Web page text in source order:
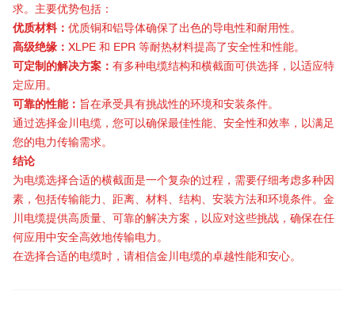
求。主要优势包括：
优质材料： 优质铜和铝导体确保了出色的导电性和耐用性。
高级绝缘： XLPE 和 EPR 等耐热材料提高了安全性和性能。
可定制的解决方案： 有多种电缆结构和横截面可供选择，以适应特
定应用。
可靠的性能： 旨在承受具有挑战性的环境和安装条件。
通过选择金川电缆，您可以确保最佳性能、安全性和效率，以满足
您的电力传输需求。
结论
为电缆选择合适的横截面是一个复杂的过程，需要仔细考虑多种因
素，包括传输能力、距离、材料、结构、安装方法和环境条件。金
川电缆提供高质量、可靠的解决方案，以应对这些挑战，确保在任
何应用中安全高效地传输电力。
在选择合适的电缆时，请相信金川电缆的卓越性能和安心。